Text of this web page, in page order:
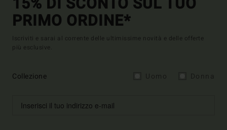
PRIMO ORDINE*
Iscriviti e sarai al corrente delle ultimissime novità e delle offerte
più esclusive.
Collezione